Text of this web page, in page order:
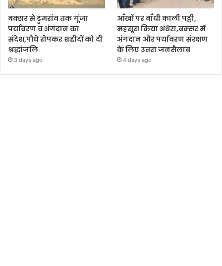
बक्सर से डुमरांव तक गूंजा
पर्यावरण व अंगदान का
संदेश,पौधे रोपकर शहीदों को दी
श्रद्धांजलि
3 days ago
आँखों पर बाँधी काली पट्टी,
महसूस किया अंधेरा,बक्सर में
अंगदान और पर्यावरण संरक्षण
के लिए उतरा जनसैलाब
4 days ago